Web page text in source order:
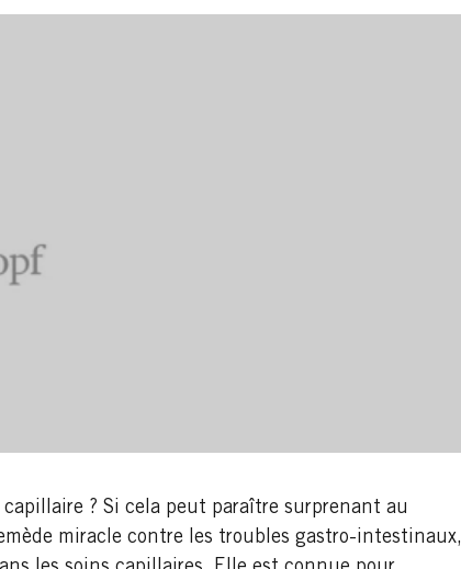
? Si cela peut paraître surprenant au
miracle contre les troubles gastro-intestinaux,